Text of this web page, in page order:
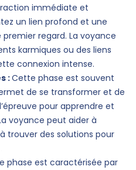
immédiate et
un lien profond et une
regard. La voyance
karmiques ou des liens
connexion intense.
:Cette phase est souvent
de se transformer et de
pour apprendre et
voyance peut aider à
trouver des solutions pour
phase est caractérisée par